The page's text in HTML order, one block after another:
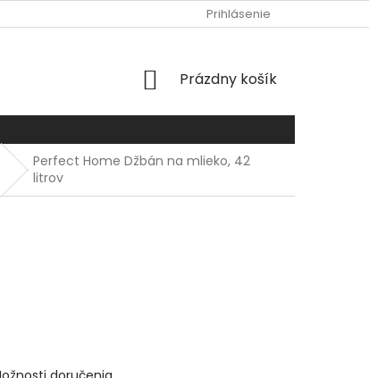
PODMIENKY DOPRAVA A PLATBA
Prihlásenie
NÁKUPNÝ
Prázdny košík
Perfect Home Džbán na mlieko, 42
litrov